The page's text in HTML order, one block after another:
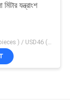
যন্ত্রাংশ
USD51 (1-50 pieces ) / USD46 (>50 pieces) MOQ:1 টুকরা